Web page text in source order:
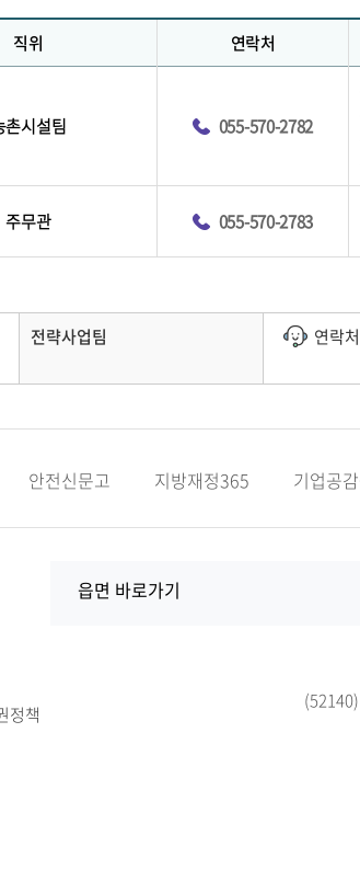
직위 연락처
촌시설팀 055-570-2782
주무관 055-570-2783
전략사업팀 연락처
안전신문고 지방재정365 기업공
읍면 바로가기
정책